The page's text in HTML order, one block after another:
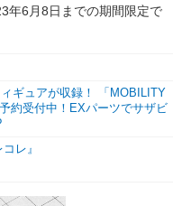
年6月8日までの期間限定で
ギュアが収録！ 「MOBILITY
約受付中！EXパーツでサザビ
レ』